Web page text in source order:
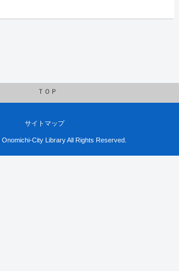
ＴＯＰ
サイトマップ
City Library All Rights Reserved.